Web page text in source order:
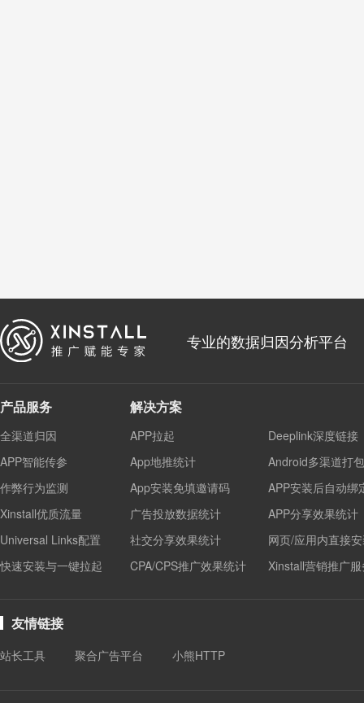
专业的数据归因分析平台
产品服务
全渠道归因
APP智能传参
作弊行为监测
Xinstall优质流量
Universal Links配置
快速安装与一键拉起
解决方案
APP拉起
Deeplink深度链接
App地推统计
Android多渠道打包
App安装免填邀请码
APP安装后自动绑
广告投放数据统计
APP分享效果统计
社交分享效果统计
网页/应用内直接
CPA/CPS推广效果统计
Xinstall营销推广
友情链接
站长工具 聚合广告平台 小熊HTTP